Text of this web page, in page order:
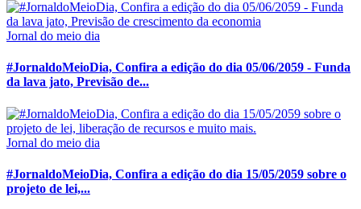
Jornal do meio dia
#JornaldoMeioDia, Confira a edição do dia 05/06/2059 - Funda
da lava jato, Previsão de...
Jornal do meio dia
#JornaldoMeioDia, Confira a edição do dia 15/05/2059 sobre o
projeto de lei,...